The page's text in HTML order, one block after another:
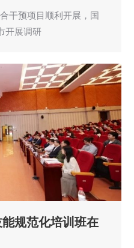
干预项目顺利开展，国
开展调研
规范化培训班在